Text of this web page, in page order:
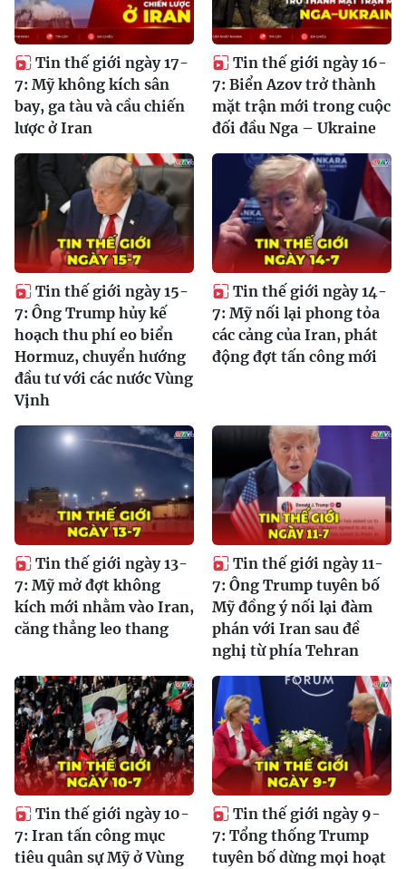
Tin thế giới ngày 17-
7: Mỹ không kích sân
bay, ga tàu và cầu chiến
lược ở Iran
Tin thế giới ngày 16-
7: Biển Azov trở thành
mặt trận mới trong cuộc
đối đầu Nga – Ukraine
Tin thế giới ngày 15-
7: Ông Trump hủy kế
hoạch thu phí eo biển
Hormuz, chuyển hướng
đầu tư với các nước Vùng
Vịnh
Tin thế giới ngày 14-
7: Mỹ nối lại phong tỏa
các cảng của Iran, phát
động đợt tấn công mới
Tin thế giới ngày 13-
7: Mỹ mở đợt không
kích mới nhằm vào Iran,
căng thẳng leo thang
Tin thế giới ngày 11-
7: Ông Trump tuyên bố
Mỹ đồng ý nối lại đàm
phán với Iran sau đề
nghị từ phía Tehran
Tin thế giới ngày 10-
7: Iran tấn công mục
tiêu quân sự Mỹ ở Vùng
Tin thế giới ngày 9-
7: Tổng thống Trump
tuyên bố dừng mọi hoạt